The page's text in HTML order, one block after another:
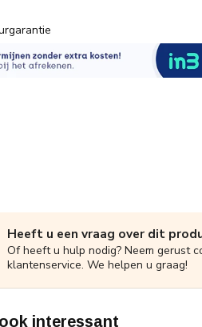
Heeft u een vraag over dit
Of heeft u hulp nodig? Neem gerust
klantenservice. We helpen u graag!
interessant